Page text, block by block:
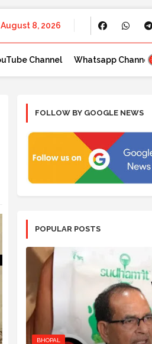
August 8, 2026
Channel Whatsapp Channel
FOLLOW BY GOOGLE NEWS
POPULAR POSTS
BHOPAL